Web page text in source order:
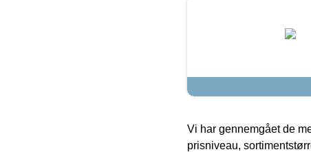
Vi har gennemgået de
prisniveau,